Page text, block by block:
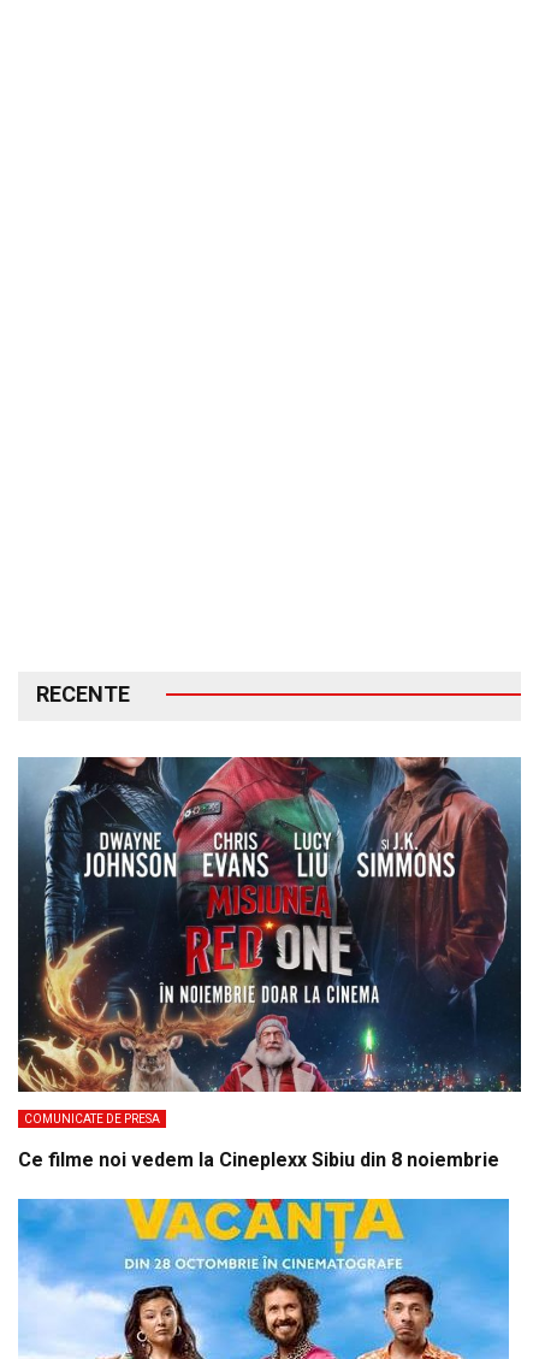
RECENTE
COMUNICATE DE PRESA
Ce filme noi vedem la Cineplexx Sibiu din 8 noiembrie